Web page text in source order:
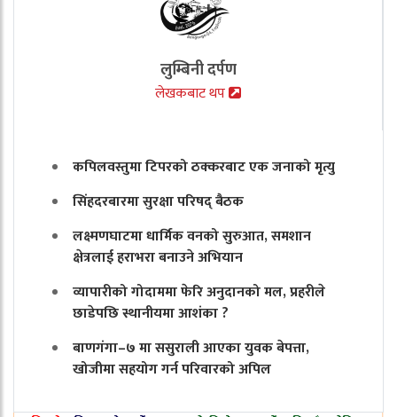
लुम्बिनी दर्पण
लेखकबाट थप
कपिलवस्तुमा टिपरको ठक्करबाट एक जनाको मृत्यु
सिंहदरबारमा सुरक्षा परिषद् बैठक
लक्ष्मणघाटमा धार्मिक वनको सुरुआत, समशान
क्षेत्रलाई हराभरा बनाउने अभियान
व्यापारीको गोदाममा फेरि अनुदानको मल, प्रहरीले
छाडेपछि स्थानीयमा आशंका ?
बाणगंगा–७ मा ससुराली आएका युवक बेपत्ता,
खोजीमा सहयोग गर्न परिवारको अपिल